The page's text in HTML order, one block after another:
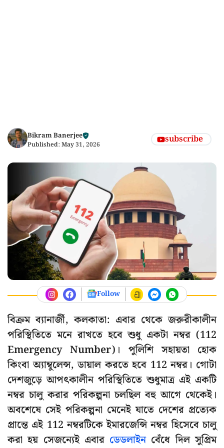
Bikram Banerjee
Published: May 31, 2026 subscribe
Follow
বিক্রম ব্যানার্জী, কলকাতা: এবার থেকে জরুরীকালীন
পরিস্থিতিতে মনে রাখতে হবে শুধু একটা নম্বর (112
Emergency Number)। পুলিশি সহায়তা হোক
কিংবা অ্যাম্বুলেন্স, ডায়াল করতে হবে 112 নম্বর। গোটা
দেশজুড়ে আপৎকালীন পরিস্থিতিতে শুধুমাত্র এই একটি
নম্বর চালু করার পরিকল্পনা চলছিল বহু আগে থেকেই।
অবশেষে সেই পরিকল্পনা মেনেই যাতে দেশের প্রত্যেক
প্রান্তে এই 112 নম্বরটিকে ইমারজেন্সি নম্বর হিসেবে চালু
করা হয় সেজন্যেই এবার ডেডলাইনবেঁধে দিল সুপ্রিম